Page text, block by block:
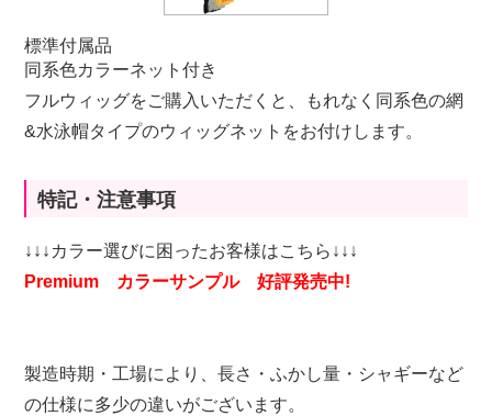
標準付属品
同系色カラーネット付き
フルウィッグをご購入いただくと、もれなく同系色の網
&水泳帽タイプのウィッグネットをお付けします。
特記・注意事項
↓↓↓カラー選びに困ったお客様はこちら↓↓↓
Premium カラーサンプル 好評発売中!
製造時期・工場により、長さ・ふかし量・シャギーなど
の仕様に多少の違いがございます。